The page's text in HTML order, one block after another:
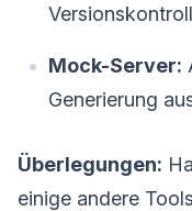
Mock-Server:
Generierung
Überlegungen:
einige andere